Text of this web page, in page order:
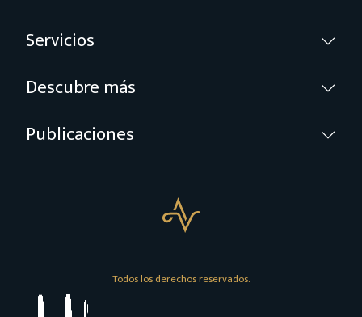
Servicios
Descubre más
Publicaciones
Todos los derechos reservados.